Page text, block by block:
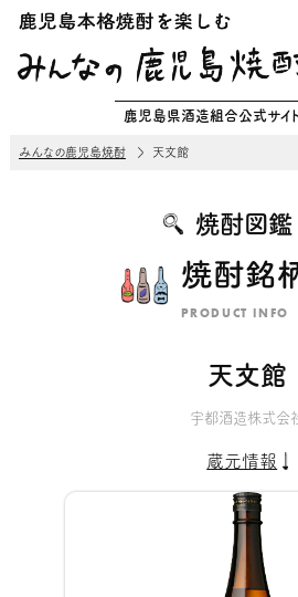
鹿児島県酒造組合公式サイト
みんなの鹿児島焼酎 天文館
焼酎図鑑
焼酎銘
PRODUCT INFO
天文館
宇都酒造株式会
蔵元情報